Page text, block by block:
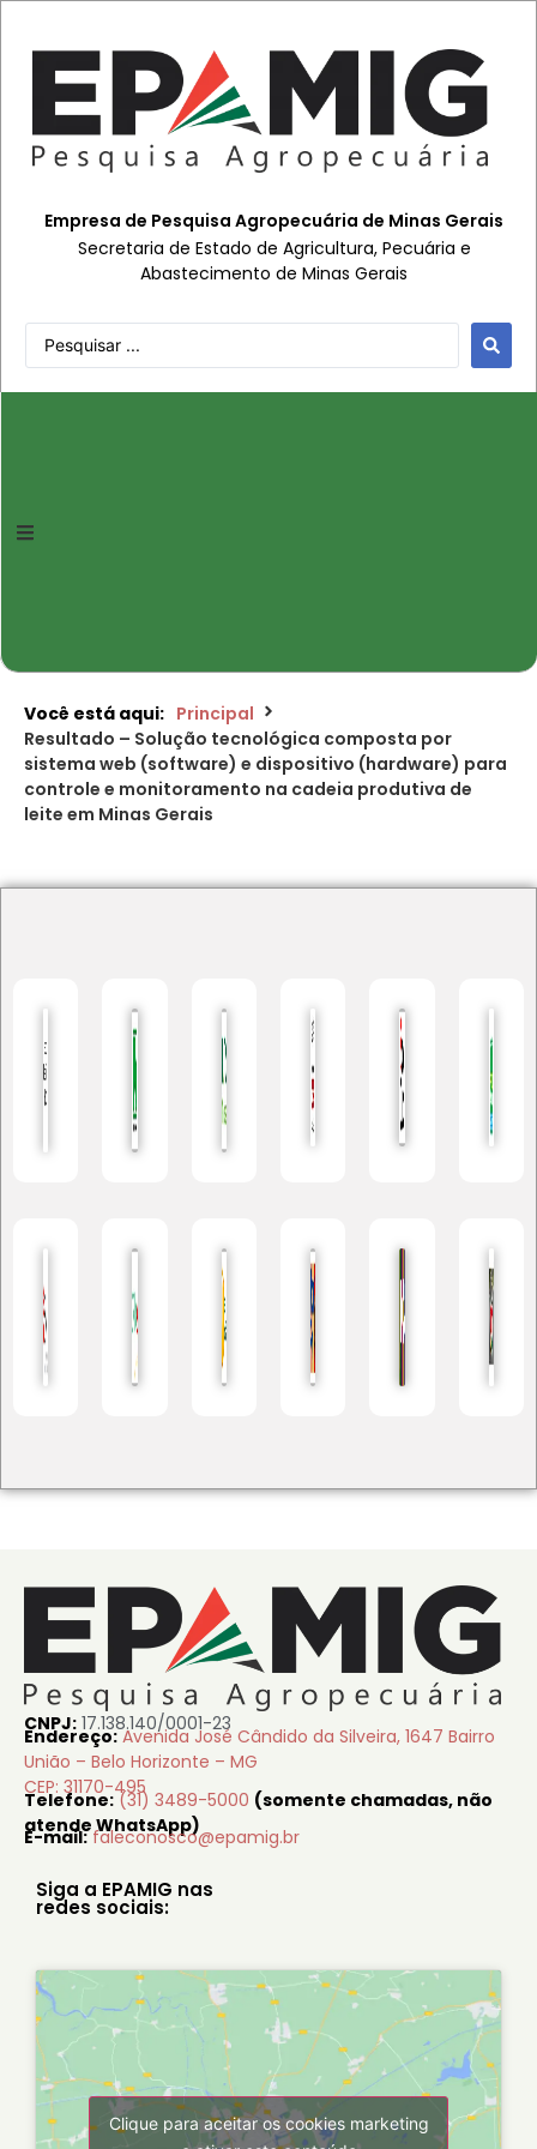
Empresa de Pesquisa Agropecuária de Minas Gerais
Secretaria de Estado de Agricultura, Pecuária e
Abastecimento de Minas Gerais
Você está aqui: Principal
Resultado – Solução tecnológica composta por
sistema web (software) e dispositivo (hardware) para
controle e monitoramento na cadeia produtiva de
leite em Minas Gerais
CNPJ: 17.138.140/0001-23
Endereço: Avenida José Cândido da Silveira, 1647 Bairro
União – Belo Horizonte – MG
CEP: 31170-495
Telefone: (31) 3489-5000 (somente chamadas, não
atende WhatsApp)
E-mail: faleconosco@epamig.br
Siga a EPAMIG nas
redes sociais:
Clique para aceitar os cookies marketing